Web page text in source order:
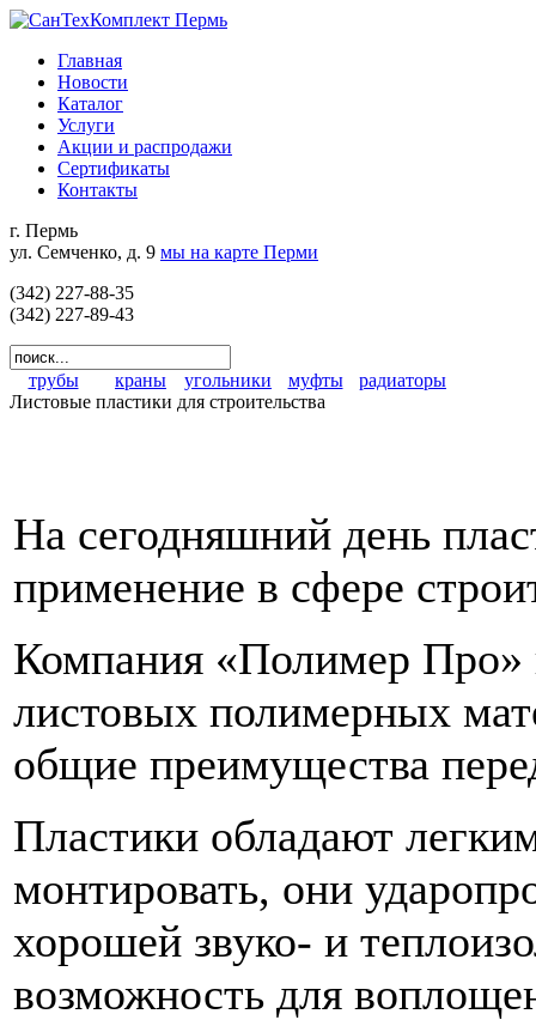
Главная
Новости
Каталог
Услуги
Акции и распродажи
Сертификаты
Контакты
г. Пермь
ул. Семченко, д. 9 мы на карте Перми
(342) 227-88-35
(342) 227-89-43
трубы краны угольники муфты
радиаторы
Листовые пластики для строительства
На сегодняшний день
применение в сфере
Компания «Полимер Про»
листовых полимерных
общие преимущества
Пластики обладают
монтировать, они
хорошей звуко- и
возможность для